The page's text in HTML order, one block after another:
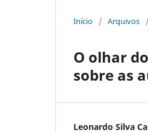
Início / Arquivos /
O olhar
sobre as
Leonardo Silva